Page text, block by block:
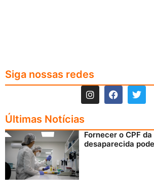
Siga nossas redes
Últimas Notícias
Fornecer o CPF
desaparecida